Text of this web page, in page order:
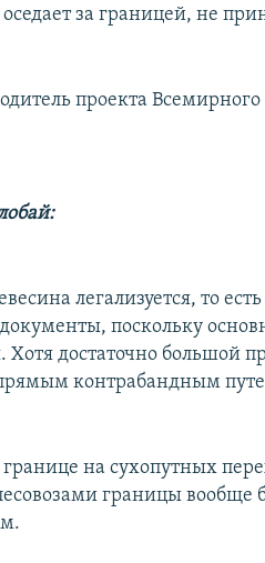
оседает за границей, не
проекта
легализуется, то
поскольку
Хотя достаточно большой
контрабандным
на сухопутных
границы вообще